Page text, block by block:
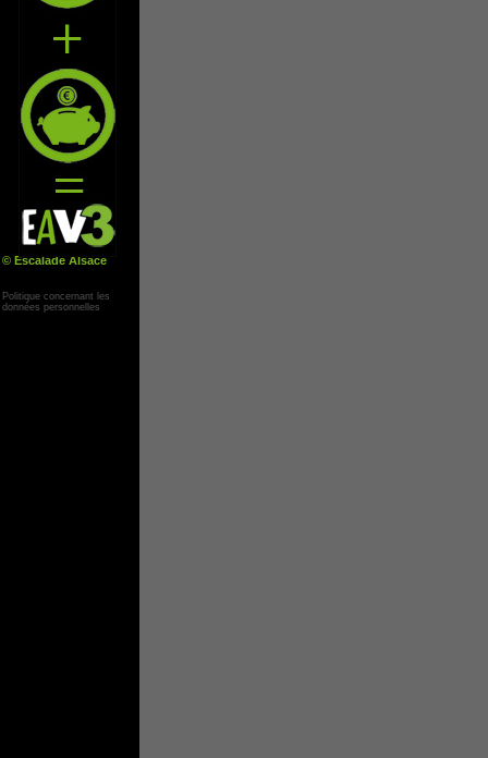
© Escalade Alsace
Politique concernant les
données personnelles